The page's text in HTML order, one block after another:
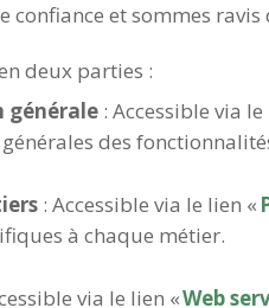
confiance et sommes
deux parties :
générale: Accessible via le
des
: Accessible via le lien «
à chaque métier.
via le lien «Web